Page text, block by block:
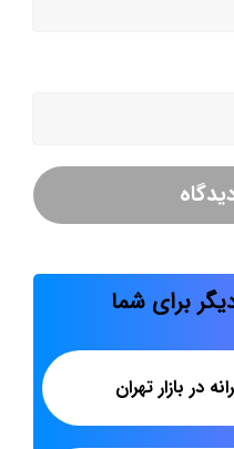
برای شما
در بازار تهران